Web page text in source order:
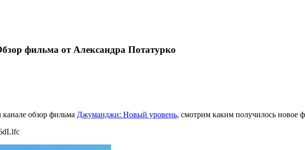
фильма от Александра Потатурко
обзор фильма Джуманджи: Новый уровень, смотрим каким получилось новое